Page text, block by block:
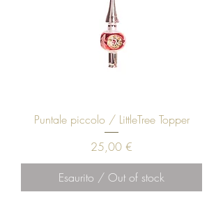
Puntale piccolo / LittleTree Topper
Prezzo
25,00 €
Esaurito / Out of stock